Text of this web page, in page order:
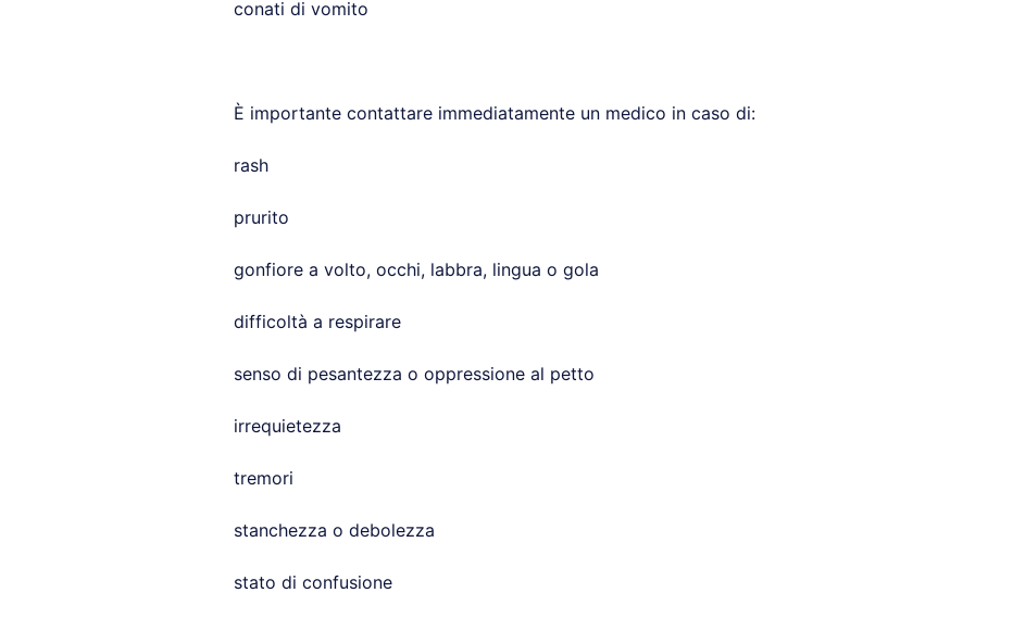
conati di vomito
È importante contattare immediatamente un medico in caso di:
rash
prurito
gonfiore a volto, occhi, labbra, lingua o gola
difficoltà a respirare
senso di pesantezza o oppressione al petto
irrequietezza
tremori
stanchezza o debolezza
stato di confusione